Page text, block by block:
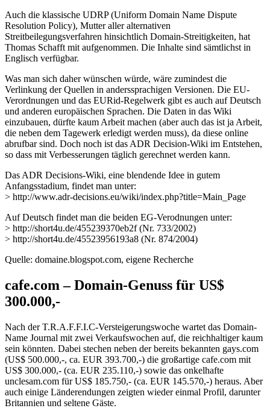
Auch die klassische UDRP (Uniform Domain Name Dispute
Resolution Policy), Mutter aller alternativen
Streitbeilegungsverfahren hinsichtlich Domain-Streitigkeiten, hat
Thomas Schafft mit aufgenommen. Die Inhalte sind sämtlichst in
Englisch verfügbar.
Was man sich daher wünschen würde, wäre zumindest die
Verlinkung der Quellen in anderssprachigen Versionen. Die EU-
Verordnungen und das EURid-Regelwerk gibt es auch auf Deutsch
und anderen europäischen Sprachen. Die Daten in das Wiki
einzubauen, dürfte kaum Arbeit machen (aber auch das ist ja Arbeit,
die neben dem Tagewerk erledigt werden muss), da diese online
abrufbar sind. Doch noch ist das ADR Decision-Wiki im Entstehen,
so dass mit Verbesserungen täglich gerechnet werden kann.
Das ADR Decisions-Wiki, eine blendende Idee in gutem
Anfangsstadium, findet man unter:
> http://www.adr-decisions.eu/wiki/index.php?title=Main_Page
Auf Deutsch findet man die beiden EG-Verodnungen unter:
> http://short4u.de/455239370eb2f (Nr. 733/2002)
> http://short4u.de/45523956193a8 (Nr. 874/2004)
Quelle: domaine.blogspot.com, eigene Recherche
cafe.com – Domain-Genuss für US$
300.000,-
Nach der T.R.A.F.F.I.C-Versteigerungswoche wartet das Domain-
Name Journal mit zwei Verkaufswochen auf, die reichhaltiger kaum
sein könnten. Dabei stechen neben der bereits bekannten gays.com
(US$ 500.000,-, ca. EUR 393.700,-) die großartige cafe.com mit
US$ 300.000,- (ca. EUR 235.110,-) sowie das onkelhafte
unclesam.com für US$ 185.750,- (ca. EUR 145.570,-) heraus. Aber
auch einige Länderendungen zeigten wieder einmal Profil, darunter
Britannien und seltene Gäste.